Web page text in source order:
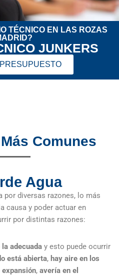
TÉCNICO EN LAS ROZAS
JUNKERS
Comunes
Agua
por diversas razones, lo más
causa y poder actuar en
por distintas razones:
adecuada y esto puede ocurrir
está abierta, hay aire en los
, avería en el